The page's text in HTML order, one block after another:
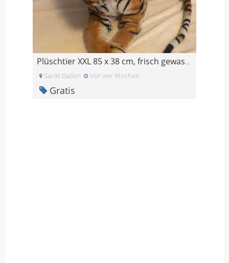
Plüschtier XXL 85 x 38 cm, frisch gewaschen, wenig
Sankt Gallen Vor vier Wochen
Gratis